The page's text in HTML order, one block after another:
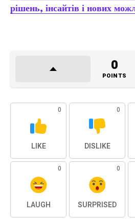
рішень, інсайтів і нових
0
POINTS
0
LIKE
0
DISLIKE
0
LAUGH
0
SURPRISED